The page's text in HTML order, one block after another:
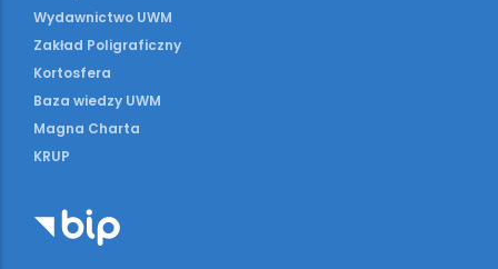
Wydawnictwo UWM
Zakład Poligraficzny
Kortosfera
Baza wiedzy UWM
Magna Charta
KRUP